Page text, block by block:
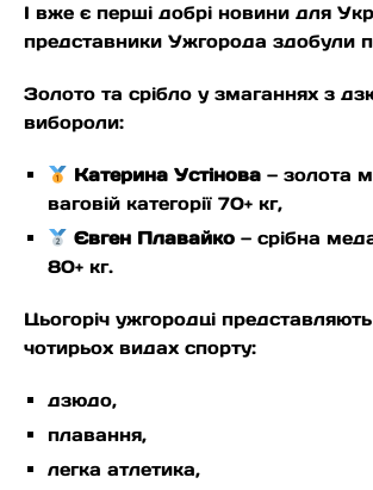
І вже є перші добрі новини для
представники Ужгорода здобули
Золото та срібло у змаганнях з
вибороли:
Катерина Устінова — золота
ваговій категорії 70+ кг,
Євген Плавайко — срібна
80+ кг.
Цьогоріч ужгородці
чотирьох видах спорту:
дзюдо,
плавання,
легка атлетика,